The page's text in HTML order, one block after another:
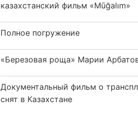
казахстанский фильм «Mūğalım»
Полное погружение
«Березовая роща» Марии
Документальный фильм о
снят в Казахстане